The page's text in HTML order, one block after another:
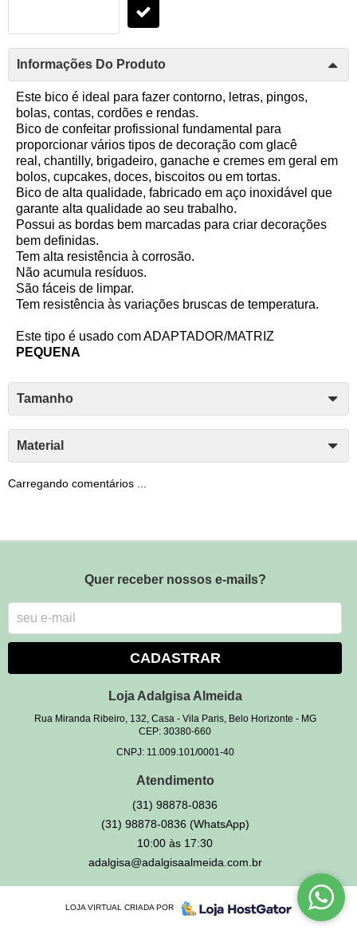
Informações Do Produto
Este bico é ideal para fazer contorno, letras, pingos,
bolas, contas, cordões e rendas.
Bico de confeitar profissional fundamental para
proporcionar vários tipos de decoração com glacê
real, chantilly, brigadeiro, ganache e cremes em geral em
bolos, cupcakes, doces, biscoitos ou em tortas.
Bico de alta qualidade, fabricado em aço inoxidável que
garante alta qualidade ao seu trabalho.
Possui as bordas bem marcadas para criar decorações
bem definidas.
Tem alta resistência à corrosão.
Não acumula resíduos.
São fáceis de limpar.
Tem resistência às variações bruscas de temperatura.
Este tipo é usado com ADAPTADOR/MATRIZ
PEQUENA
Tamanho
Material
Carregando comentários ...
Quer receber nossos e-mails?
CADASTRAR
Loja Adalgisa Almeida
Rua Miranda Ribeiro, 132, Casa- Vila Paris, Belo Horizonte - MG
CEP: 30380-660
CNPJ: 11.009.101/0001-40
Atendimento
(31) 98878-0836
(31) 98878-0836 (WhatsApp)
10:00 às 17:30
adalgisa@adalgisaalmeida.com.br
LOJA VIRTUAL CRIADA POR